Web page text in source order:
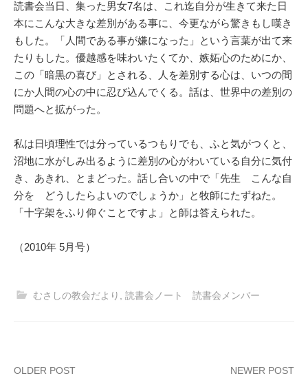
読書会当日、集った男女7名は、これ迄自分が生きて来た日
本にこんな大きな差別がある事に、今更ながら驚きもし嘆き
もした。「人間である事が嫌になった」という言葉が出て来
たりもした。優越感を味わいたくてか、嫉妬心のためにか、
この「暗黒の喜び」とされる、人を差別する心は、いつの間
にか人間の心の中に忍び込んでくる。話は、世界中の差別の
問題へと拡がった。
私は日頃理性では分っているつもりでも、ふと気がつくと、
沼地に水がしみ出るように差別の心がわいている自分に気付
き、あきれ、とまどった。話し合いの中で「先生 こんな自
分を どうしたらよいのでしょうか」と牧師にたずねた。
「十字架をふり仰ぐことですよ」と師は答えられた。
（2010年 5月号）
むさしの教会だより 読書会ノート 読書会メンバー
OLDER POST NEWER POST